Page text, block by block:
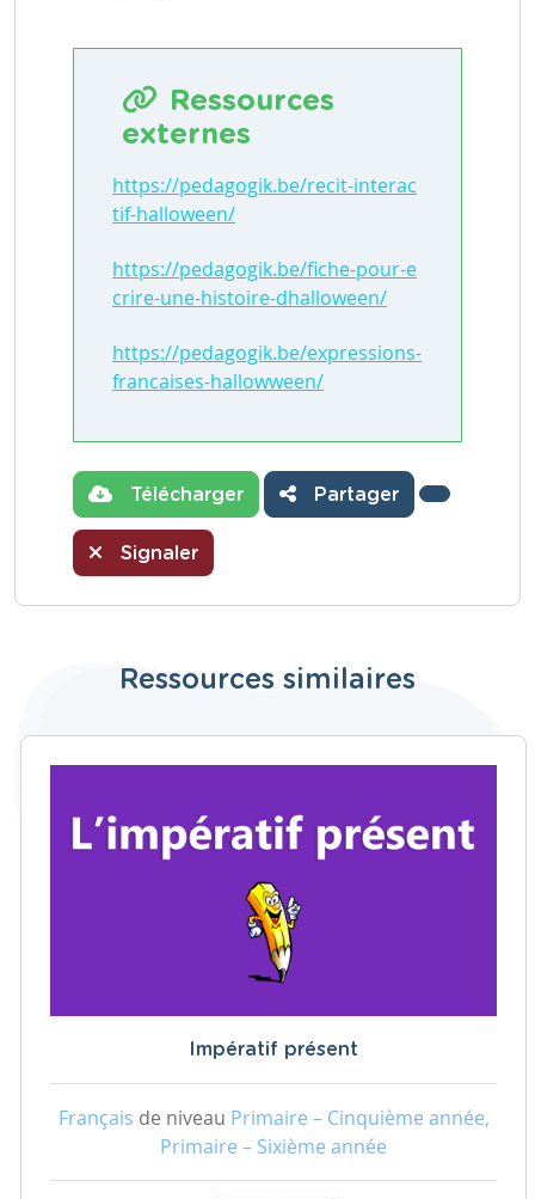
Ressources
externes
https://pedagogik.be/recit-interac
tif-halloween/
https://pedagogik.be/fiche-pour-e
crire-une-histoire-dhalloween/
https://pedagogik.be/expressions-
francaises-hallowween/
Télécharger Partager
Signaler
Ressources similaires
Impératif présent
Français de niveau Primaire – Cinquième année,
Primaire – Sixième année